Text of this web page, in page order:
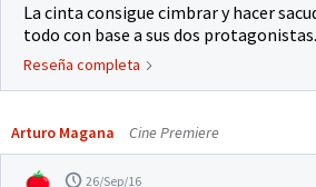
La cinta consigue cimbrar y hacer
todo con base a sus dos protagonistas.
Reseña completa
Arturo Magana Cine Premiere
26/Sep/16